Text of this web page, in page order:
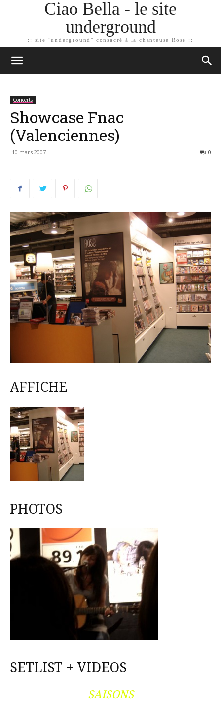
Ciao Bella - le site
underground
:: site "underground" consacré à la chanteuse Rose ::
Concerts
Showcase Fnac
(Valenciennes)
10 mars 2007 0
AFFICHE
PHOTOS
SETLIST + VIDEOS
SAISONS